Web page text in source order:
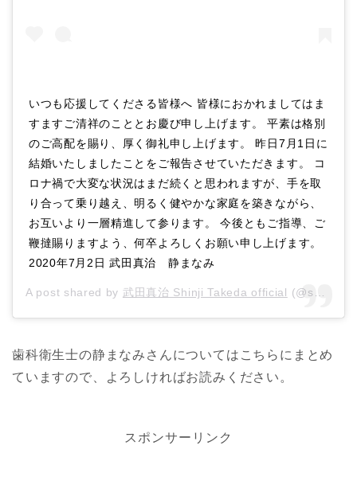
いつも応援してくださる皆様へ 皆様におかれましてはま
すますご清祥のこととお慶び申し上げます。 平素は格別
のご高配を賜り、厚く御礼申し上げます。 昨日7月1日に
結婚いたしましたことをご報告させていただきます。 コ
ロナ禍で大変な状況はまだ続くと思われますが、手を取
り合って乗り越え、明るく健やかな家庭を築きながら、
お互いより一層精進して参ります。 今後ともご指導、ご
鞭撻賜りますよう、何卒よろしくお願い申し上げます。
2020年7月2日 武田真治 静まなみ
A post shared by 武田真治 Shinji Takeda official (@shinji.takeda) on
歯科衛生士の静まなみさんについてはこちらにまとめ
ていますので、よろしければお読みください。
スポンサーリンク